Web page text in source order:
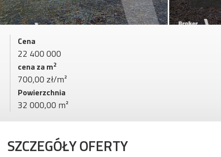
Cena
22 400 000
cena za m2
700,00 zł/m²
Powierzchnia
32 000,00 m²
SZCZEGÓŁY OFERTY